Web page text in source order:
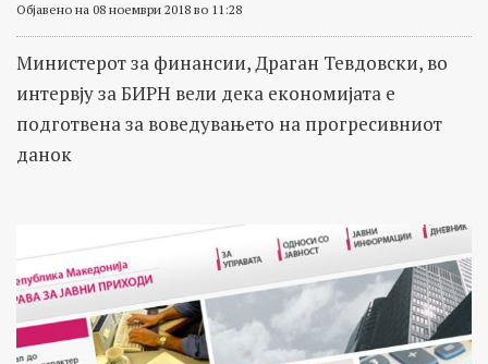
Објавено на 08 ноември 2018 во 11:28
Министерот за финансии, Драган Тевдовски, во
интервју за БИРН вели дека економијата е
подготвена за воведувањето на прогресивниот
данок